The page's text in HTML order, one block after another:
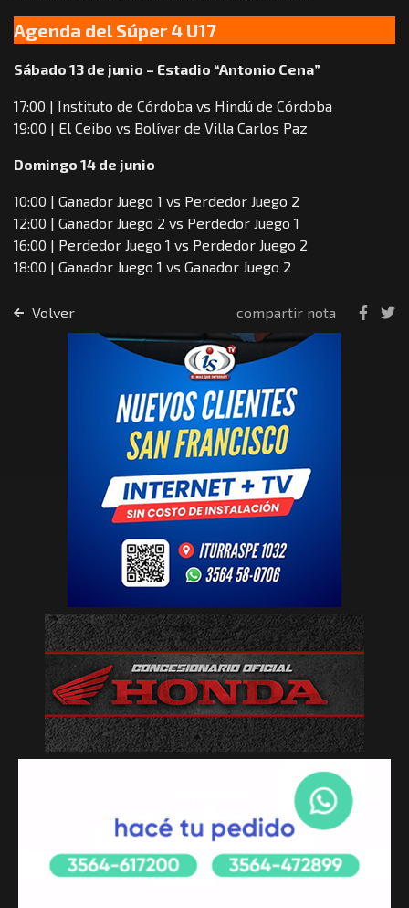
Agenda del Súper 4 U17
Sábado 13 de junio – Estadio “Antonio Cena”
17:00 | Instituto de Córdoba vs Hindú de Córdoba
19:00 | El Ceibo vs Bolívar de Villa Carlos Paz
Domingo 14 de junio
10:00 | Ganador Juego 1 vs Perdedor Juego 2
12:00 | Ganador Juego 2 vs Perdedor Juego 1
16:00 | Perdedor Juego 1 vs Perdedor Juego 2
18:00 | Ganador Juego 1 vs Ganador Juego 2
Volver compartir nota